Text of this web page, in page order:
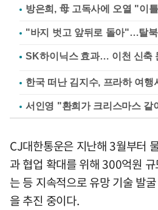
방은희, 母 고독사에 오열 "이
"바지 벗고 앞뒤로 돌아"…탈
한국 떠난 김지수, 프라하 여
서인영 "환희가 크리스마스 같
CJ대한통운은 지난해 3월부터
과 협업 확대를 위해 300억원
는 등 지속적으로 유망 기술 발
을 추진 중이다.